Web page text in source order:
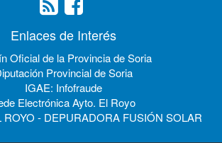
Enlaces de Interés
Oficial de la Provincia de Soria
Provincial de Soria
IGAE: Infofraude
Electrónica Ayto. El Royo
ROYO - DEPURADORA FUSIÓN SOLAR